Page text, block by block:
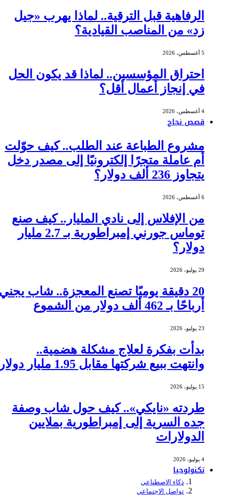
الرفاهية قبل الترقية.. لماذا يهرب «جيل
زد» من المناصب القيادية؟
5 أغسطس، 2026
احتراق المؤسسين.. لماذا قد يكون الحل
في إنجاز أعمال أقل؟
4 أغسطس، 2026
قصص نجاح
مشروع الطباعة عند الطلب.. كيف حوّلت
أم عاملة متجرًا إلكترونيًا إلى مصدر دخل
يتجاوز 236 ألف دولار؟
6 أغسطس، 2026
من الإفلاس إلى نادي المليار.. كيف صنع
توماس جورني إمبراطورية بـ 2.7 مليار
دولار؟
29 يوليو، 2026
20 دقيقة يوميًا تصنع المعجزة.. شاب يجني
أرباحًا بـ 462 ألف دولار من الشموع
23 يوليو، 2026
بدأت بفكرة لعلاج مشكلة هضمية..
وانتهت ببيع شركتها مقابل 1.95 مليار دولار
15 يوليو، 2026
طردته «نايكي».. كيف حول شاب وصفة
جده السرية إلى إمبراطورية بملايين
الدولارات
4 يوليو، 2026
تكنولوجيا
ذكاء الاصطناعي
تواصل الاجتماعي